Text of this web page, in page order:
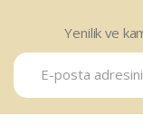
Yenilik ve